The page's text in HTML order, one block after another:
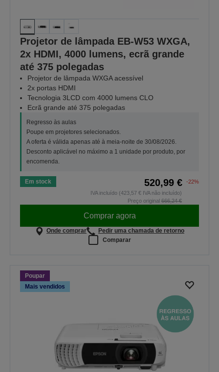
Projetor de lâmpada EB-W53 WXGA,
2x HDMI, 4000 lumens, ecrã grande
até 375 polegadas
Projetor de lâmpada WXGA acessível
2x portas HDMI
Tecnologia 3LCD com 4000 lumens CLO
Ecrã grande até 375 polegadas
Regresso às aulas
Poupe em projetores selecionados.
A oferta é válida apenas até à meia-noite de 30/08/2026.
Desconto aplicável no máximo a 1 unidade por produto, por
encomenda.
Em stock 520,99 €
-22%
IVA incluído (423,57 € IVA não incluído)
Preço original 666,24 €
Comprar agora
Onde comprar
Pedir uma chamada de retorno
Comparar
Poupar
Mais vendidos